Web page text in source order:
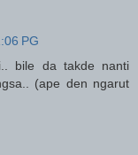
PG
bile da takde nanti
(ape den ngarut